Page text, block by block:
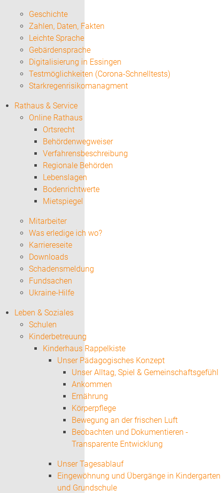
Geschichte
Zahlen, Daten, Fakten
Leichte Sprache
Gebärdensprache
Digitalisierung in Essingen
Testmöglichkeiten (Corona-Schnelltests)
Starkregenrisikomanagment
Rathaus & Service
Online Rathaus
Ortsrecht
Behördenwegweiser
Verfahrensbeschreibung
Regionale Behörden
Lebenslagen
Bodenrichtwerte
Mietspiegel
Mitarbeiter
Was erledige ich wo?
Karriereseite
Downloads
Schadensmeldung
Fundsachen
Ukraine-Hilfe
Leben & Soziales
Schulen
Kinderbetreuung
Kinderhaus Rappelkiste
Unser Pädagogisches Konzept
Unser Alltag, Spiel & Gemeinschaftsgefühl
Ankommen
Ernährung
Körperpflege
Bewegung an der frischen Luft
Beobachten und Dokumentieren -
Transparente Entwicklung
Unser Tagesablauf
Eingewöhnung und Übergänge in Kindergarten
und Grundschule